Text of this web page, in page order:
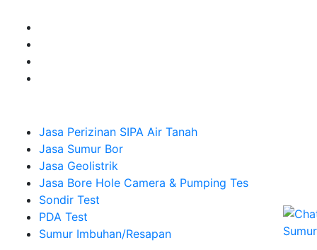
Jasa Perizinan SIPA Air Tanah
Jasa Sumur Bor
Jasa Geolistrik
Jasa Bore Hole Camera & Pumping Tes
Sondir Test
PDA Test
Sumur Imbuhan/Resapan